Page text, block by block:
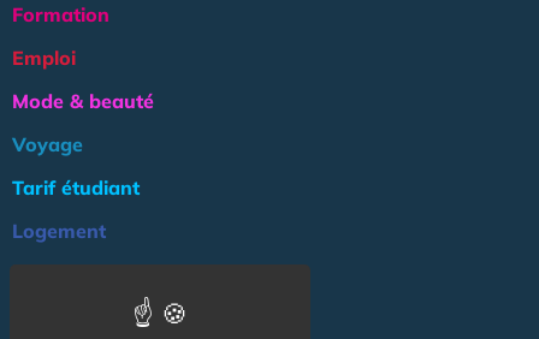
Formation
Emploi
Mode & beauté
Voyage
Tarif étudiant
Logement